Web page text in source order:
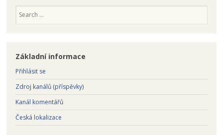
Základní informace
Přihlásit se
Zdroj kanálů (příspěvky)
Kanál komentářů
Česká lokalizace